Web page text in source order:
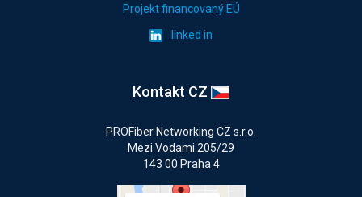
Projekt financovaný EÚ
linked in
Kontakt CZ
PROFiber Networking CZ s.r.o.
Mezi Vodami 205/29
143 00 Praha 4